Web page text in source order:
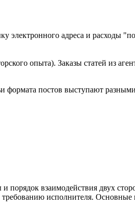
электронного адреса и расходы
опыта). Заказы статей из
постов выступают
порядок взаимодействия двух
исполнителя. Основные